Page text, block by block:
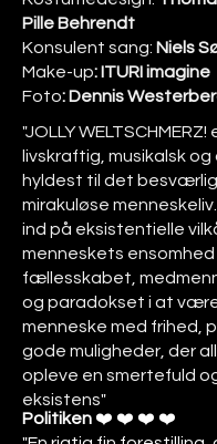
Pille Behrendt
Konsulent sang: Niels
Make-up: ITURI imagine
Foto: Dennis
"JOLLY WELTSCHMERZ!
livskraftig, musikalsk
hyldest til det
mirakuløse
ind på eksistentielle
menneskets ensomhed
fællesskabet,
og paradokset i at
menneske med frihed,
gode muligheder, der
opleve en smertefuld
eksistens"
Politiken ❤️ ❤️ ❤️ ❤️